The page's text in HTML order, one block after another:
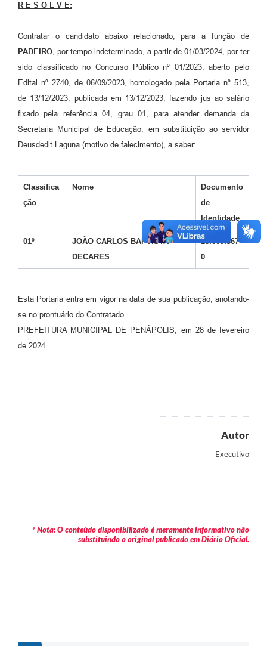
R E S O L V E:
Contratar o candidato abaixo relacionado, para a função de
PADEIRO, por tempo indeterminado, a partir de 01/03/2024, por ter
sido classificado no Concurso Público nº 01/2023, aberto pelo
Edital nº 2740, de 06/09/2023, homologado pela Portaria nº 513,
de 13/12/2023, publicada em 13/12/2023, fazendo jus ao salário
fixado pela referência 04, grau 01, para atender demanda da
Secretaria Municipal de Educação, em substituição ao servidor
Deusdedit Laguna (motivo de falecimento), a saber:
Classifica
ção
Nome
Documento
de
Identidade
01º
JOÃO CARLOS BAPTISTA
DECARES
23.669.367-
0
Esta Portaria entra em vigor na data de sua publicação, anotando-
se no prontuário do Contratado.
PREFEITURA MUNICIPAL DE PENÁPOLIS, em 28 de fevereiro
de 2024.
Autor
Executivo
* Nota: O conteúdo disponibilizado é meramente informativo não
substituindo o original publicado em Diário Oficial.